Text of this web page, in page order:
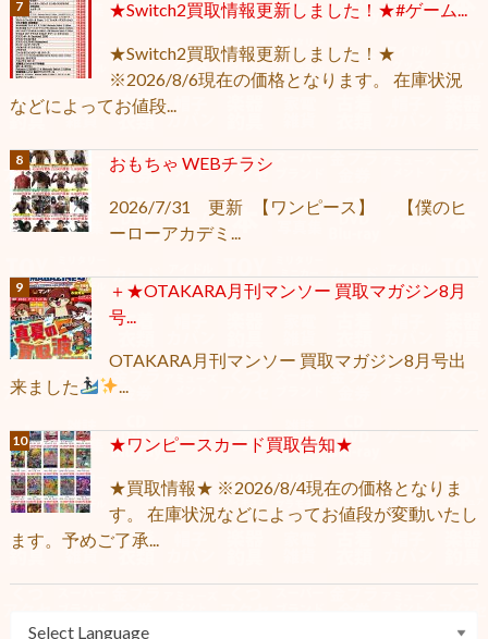
★Switch2買取情報更新しました！★#ゲーム...
★Switch2買取情報更新しました！★
※2026/8/6現在の価格となります。 在庫状況
などによってお値段...
おもちゃ WEBチラシ
2026/7/31 更新 【ワンピース】 【僕のヒ
ーローアカデミ...
＋★OTAKARA月刊マンソー 買取マガジン8月
号...
OTAKARA月刊マンソー 買取マガジン8月号出
来ました
...
★ワンピースカード買取告知★
★買取情報★ ※2026/8/4現在の価格となりま
す。 在庫状況などによってお値段が変動いたし
ます。予めご了承...